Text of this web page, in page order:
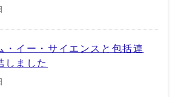
・イー・サイエンスと包括連
しました